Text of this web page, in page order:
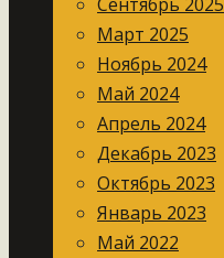
Март 2025
Ноябрь 2024
Май 2024
Апрель 2024
Декабрь 2023
Октябрь 2023
Январь 2023
Май 2022